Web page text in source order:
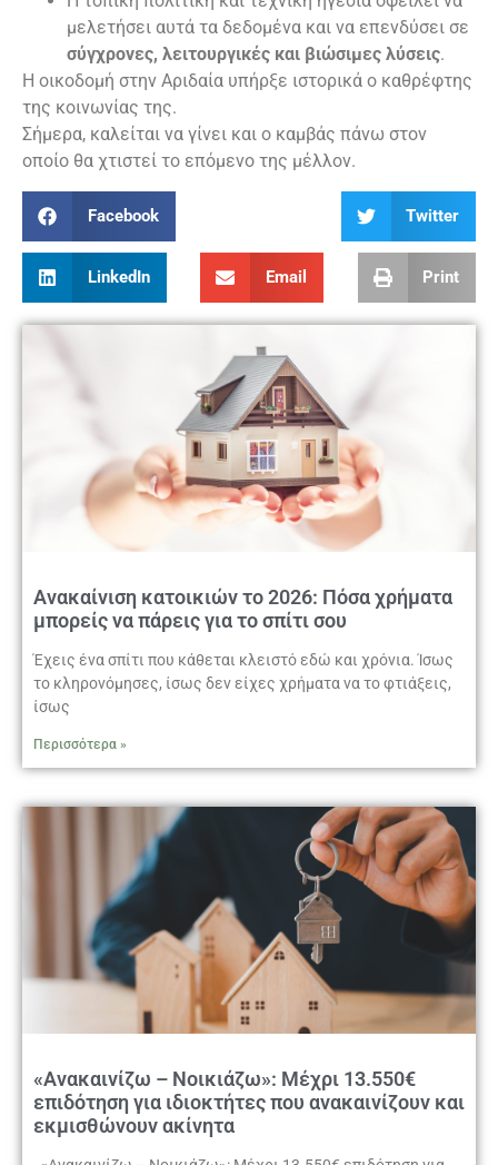
μελετήσει αυτά τα δεδομένα και να επενδύσει σε
σύγχρονες, λειτουργικές και βιώσιμες λύσεις.
Η οικοδομή στην Αριδαία υπήρξε ιστορικά ο καθρέφτης
της κοινωνίας της.
Σήμερα, καλείται να γίνει και ο καμβάς πάνω στον
οποίο θα χτιστεί το επόμενο της μέλλον.
Facebook Twitter
LinkedIn Email Print
Ανακαίνιση κατοικιών το 2026: Πόσα χρήματα
μπορείς να πάρεις για το σπίτι σου
Έχεις ένα σπίτι που κάθεται κλειστό εδώ και χρόνια. Ίσως
το κληρονόμησες, ίσως δεν είχες χρήματα να το φτιάξεις,
ίσως
Περισσότερα »
«Ανακαινίζω – Νοικιάζω»: Μέχρι 13.550€
επιδότηση για ιδιοκτήτες που ανακαινίζουν και
εκμισθώνουν ακίνητα